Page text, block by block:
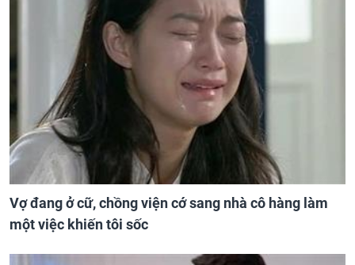
Vợ đang ở cữ, chồng viện cớ sang nhà cô hàng làm
một việc khiến tôi sốc